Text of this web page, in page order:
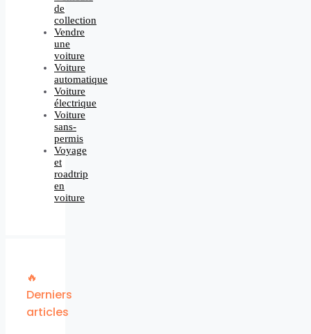
de
collection
Vendre
une
voiture
Voiture
automatique
Voiture
électrique
Voiture
sans-
permis
Voyage
et
roadtrip
en
voiture
🔥
Derniers
articles